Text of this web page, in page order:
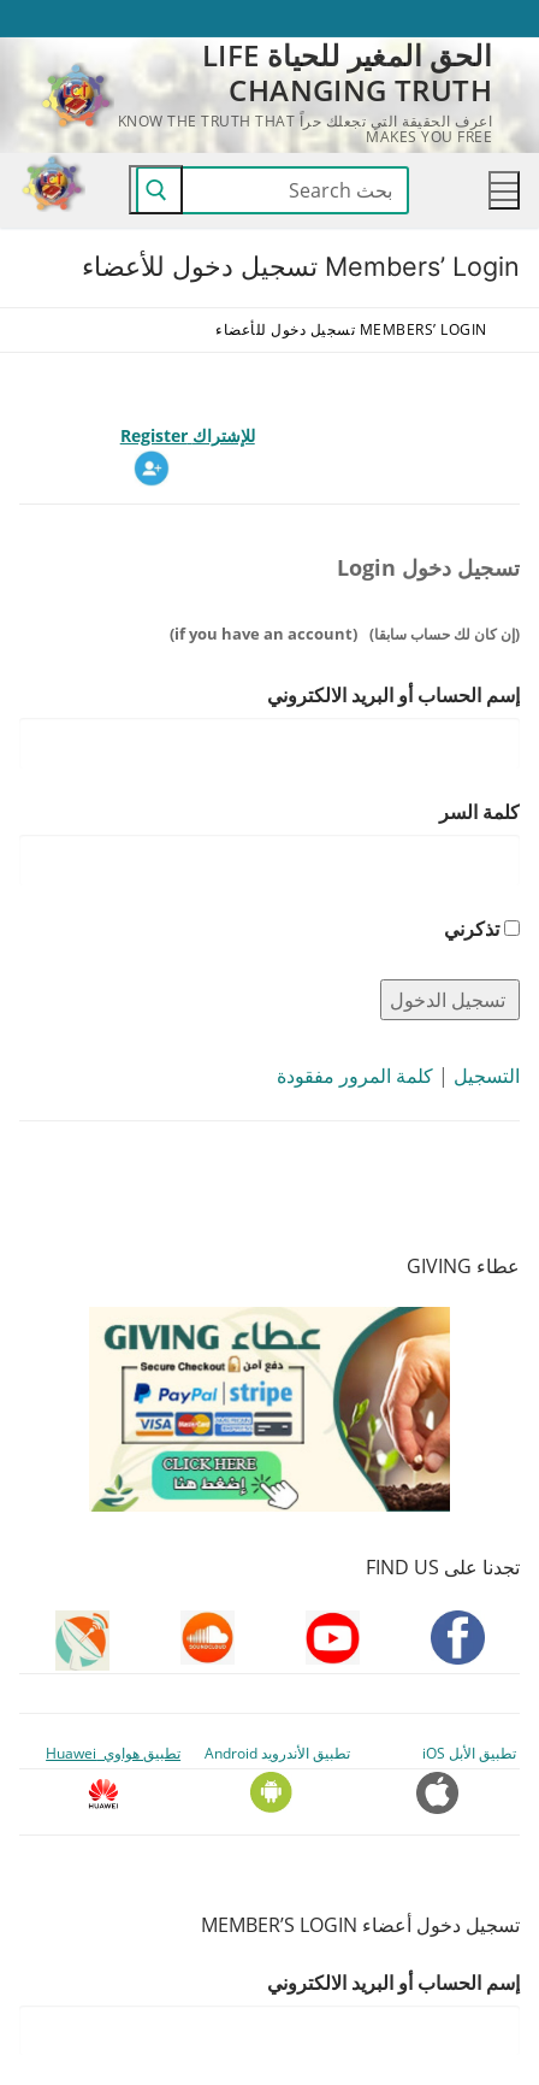
المحتوى
الحق المغير للحياة LIFE
CHANGING TRUTH
اعرف الحقيقة التي تجعلك حراً KNOW THE TRUTH THAT
MAKES YOU FREE
البحث
عن:
Members’ Login تسجيل دخول للأعضاء
MEMBERS’ LOGIN تسجيل دخول للأعضاء
للإشتراك Register
تسجيل دخول Login
(إن كان لك حساب سابقا) (if you have an account)
إسم الحساب أو البريد الالكتروني
كلمة السر
تذكرني
التسجيل | كلمة المرور مفقودة
عطاء GIVING
تجدنا على FIND US
تطبيق الأبل iOS تطبيق الأندرويد Android تطبيق هواوي Huawei
تسجيل دخول أعضاء MEMBER’S LOGIN
إسم الحساب أو البريد الالكتروني